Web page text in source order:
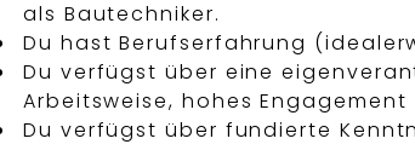
als Bautechniker.
Du hast Berufserfahrung
Du verfügst über eine
Arbeitsweise, hohes
Du verfügst über fundierte